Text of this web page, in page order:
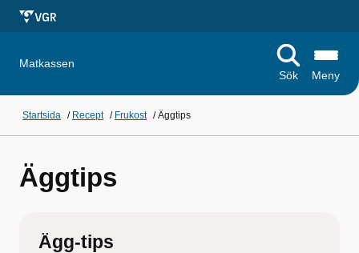
Matkassen
Sök
Meny
Startsida / Recept / Frukost /Äggtips
Äggtips
Ägg-tips